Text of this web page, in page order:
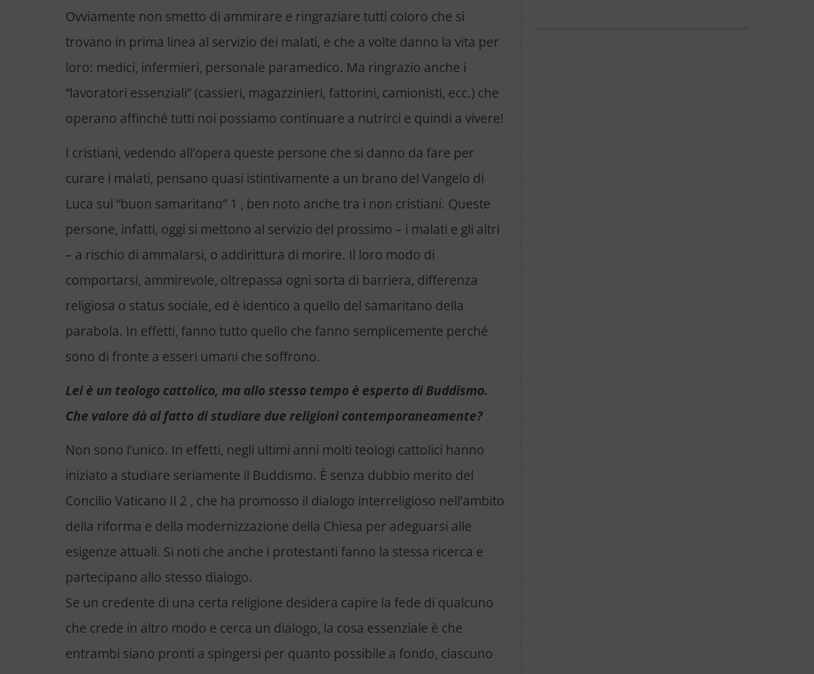
Ovviamente non smetto di ammirare e ringraziare tutti coloro che si
trovano in prima linea al servizio dei malati, e che a volte danno la vita per
loro: medici, infermieri, personale paramedico. Ma ringrazio anche i
“lavoratori essenziali” (cassieri, magazzinieri, fattorini, camionisti, ecc.) che
operano affinché tutti noi possiamo continuare a nutrirci e quindi a vivere!
I cristiani, vedendo all’opera queste persone che si danno da fare per
curare i malati, pensano quasi istintivamente a un brano del Vangelo di
Luca sul “buon samaritano” 1 , ben noto anche tra i non cristiani. Queste
persone, infatti, oggi si mettono al servizio del prossimo – i malati e gli altri
– a rischio di ammalarsi, o addirittura di morire. Il loro modo di
comportarsi, ammirevole, oltrepassa ogni sorta di barriera, differenza
religiosa o status sociale, ed è identico a quello del samaritano della
parabola. In effetti, fanno tutto quello che fanno semplicemente perché
sono di fronte a esseri umani che soffrono.
Lei è un teologo cattolico, ma allo stesso tempo è esperto di Buddismo.
Che valore dà al fatto di studiare due religioni contemporaneamente?
Non sono l’unico. In effetti, negli ultimi anni molti teologi cattolici hanno
iniziato a studiare seriamente il Buddismo. È senza dubbio merito del
Concilio Vaticano II 2 , che ha promosso il dialogo interreligioso nell’ambito
della riforma e della modernizzazione della Chiesa per adeguarsi alle
esigenze attuali. Si noti che anche i protestanti fanno la stessa ricerca e
partecipano allo stesso dialogo.
Se un credente di una certa religione desidera capire la fede di qualcuno
che crede in altro modo e cerca un dialogo, la cosa essenziale è che
entrambi siano pronti a spingersi per quanto possibile a fondo, ciascuno